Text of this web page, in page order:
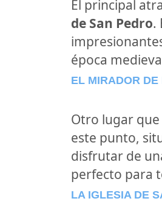
El principal
de San Pedro.
época
EL MIRADOR
Otro lugar
este punto,
disfrutar de
perfecto para
LA IGLESIA DE